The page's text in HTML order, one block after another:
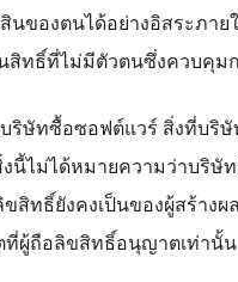
นของตนได้อย่างอิสระภา
ทธิ์ที่ไม่มีตัวตนซึ่งควบคุม
บริษัทซื้อซอฟต์แวร์ สิ่งที่บริ
นี้ไม่ได้หมายความว่าบริษั
สิทธิ์ยังคงเป็นของผู้สร้าง
ที่ผู้ถือลิขสิทธิ์อนุญาตเท่านั้น